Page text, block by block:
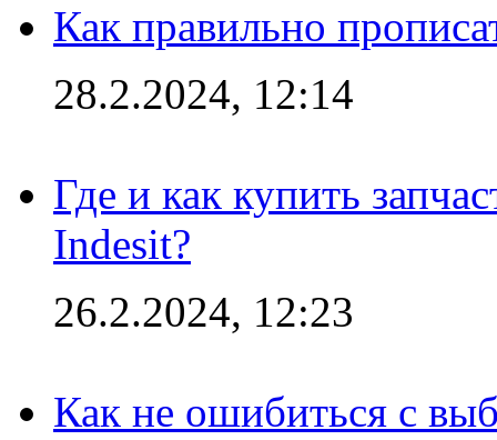
Как правильно
28.2.2024, 12:14
Где и как купить
Indesit?
26.2.2024, 12:23
Как не ошибиться с